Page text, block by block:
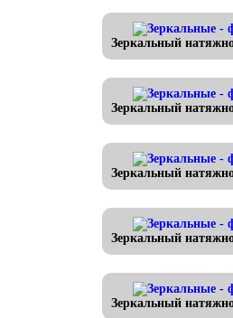
Зеркальный
Зеркальный
Зеркальный
Зеркальный
Зеркальный